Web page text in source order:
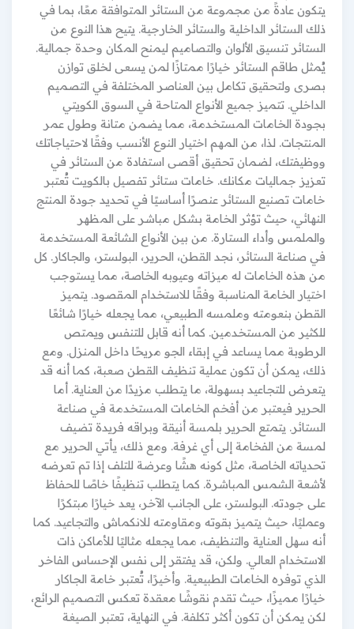
يتكون عادةً من مجموعة من الستائر المتوافقة معًا، بما في
ذلك الستائر الداخلية والستائر الخارجية. يتيح هذا النوع من
الستائر تنسيق الألوان والتصاميم ليمنح المكان وحدة جمالية.
يُمثل طاقم الستائر خيارًا ممتازًا لمن يسعى لخلق توازن
بصرى ولتحقيق تكامل بين العناصر المختلفة في التصميم
الداخلي. تتميز جميع الأنواع المتاحة في السوق الكويتي
بجودة الخامات المستخدمة، مما يضمن متانة وطول عمر
المنتجات. لذا، من المهم اختيار النوع الأنسب وفقًا لاحتياجاتك
ووظيفتك، لضمان تحقيق أقصى استفادة من الستائر في
تعزيز جماليات مكانك. خامات ستائر تفصيل بالكويت تُعتبر
خامات تصنيع الستائر عنصرًا أساسيًا في تحديد جودة المنتج
النهائي، حيث تؤثر الخامة بشكل مباشر على المظهر
والملمس وأداء الستارة. من بين الأنواع الشائعة المستخدمة
في صناعة الستائر، نجد القطن، الحرير، البولستر، والجاكار. كل
من هذه الخامات له ميزاته وعيوبه الخاصة، مما يستوجب
اختيار الخامة المناسبة وفقًا للاستخدام المقصود. يتميز
القطن بنعومته وملمسه الطبيعي، مما يجعله خيارًا شائعًا
للكثير من المستخدمين. كما أنه قابل للتنفس ويمتص
الرطوبة مما يساعد في إبقاء الجو مريحًا داخل المنزل. ومع
ذلك، يمكن أن تكون عملية تنظيف القطن صعبة، كما أنه قد
يتعرض للتجاعيد بسهولة، ما يتطلب مزيدًا من العناية. أما
الحرير فيعتبر من أفخم الخامات المستخدمة في صناعة
الستائر. يتمتع الحرير بلمسة أنيقة وبراقه فريدة تضيف
لمسة من الفخامة إلى أي غرفة. ومع ذلك، يأتي الحرير مع
تحدياته الخاصة، مثل كونه هشًا وعرضة للتلف إذا تم تعرضه
لأشعة الشمس المباشرة. كما يتطلب تنظيفًا خاصًا للحفاظ
على جودته. البولستر، على الجانب الآخر، يعد خيارًا مبتكرًا
وعمليًا، حيث يتميز بقوته ومقاومته للانكماش والتجاعيد. كما
أنه سهل العناية والتنظيف، مما يجعله مثاليًا للأماكن ذات
الاستخدام العالي. ولكن، قد يفتقر إلى نفس الإحساس الفاخر
الذي توفره الخامات الطبيعية. وأخيرًا، تُعتبر خامة الجاكار
خيارًا مميزًا، حيث تقدم نقوشًا معقدة تعكس التصميم الرائع،
لكن يمكن أن تكون أكثر تكلفة. في النهاية، تعتبر الصيغة